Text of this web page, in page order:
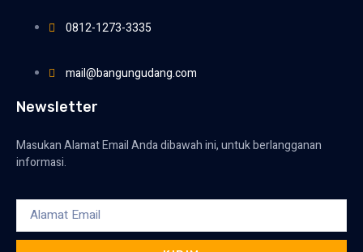
0812-1273-3335
mail@bangungudang.com
Newsletter
Masukan Alamat Email Anda dibawah ini, untuk berlangganan
informasi.